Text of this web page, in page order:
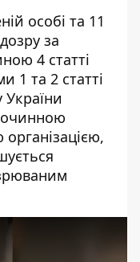
особі та 11
за
4 статті
1 та 2 статті